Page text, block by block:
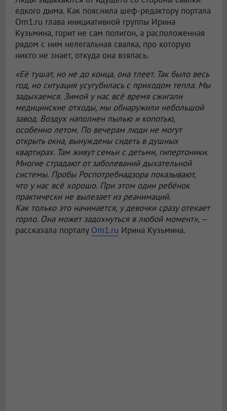
едкого дыма. Как пояснила шеф-редактору портала
Om1.ru глава инициативной группы Ирина
Кузьмина, горит не сам полигон, а расположенная
рядом с ним нелегальная свалка, про которую
никто не знает, откуда она взялась.
«Её тушат, но не до конца, она тлеет. Так было весь
год, но ситуация усугубилась с приходом тепла. Мы
задыхаемся. Зимой у нас всё время сжигали
медицинские отходы, мы обнаружили небольшой
завод. Воздух наполнен пылью и копотью,
особенно летом. По вечерам люди не могут
открыть окна, вынуждены сидеть в душных
квартирах. Там живут семьи с детьми, гипертоники.
Многие страдают от заболеваний дыхательной
системы. Пробы Роспотребнадзора показывают,
что у нас всё хорошо. При этом один ребёнок
практически не вылезает из реанимаций.
Как только это начинается, у девочки сразу отекает
горло. Она может задохнуться в любой момент», —
рассказала порталу Om1.ru Ирина Кузьмина.